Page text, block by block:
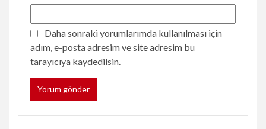
Daha sonraki yorumlarımda kullanılması için
adım, e-posta adresim ve site adresim bu
tarayıcıya kaydedilsin.